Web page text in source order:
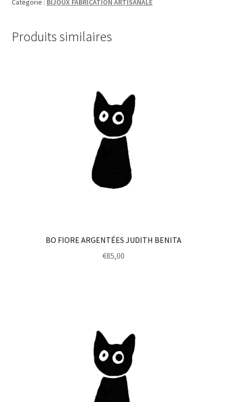
Catégorie : BIJOUX FABRICATION ARTISANALE
Produits similaires
BO FIORE ARGENTÉES JUDITH BENITA
€85,00